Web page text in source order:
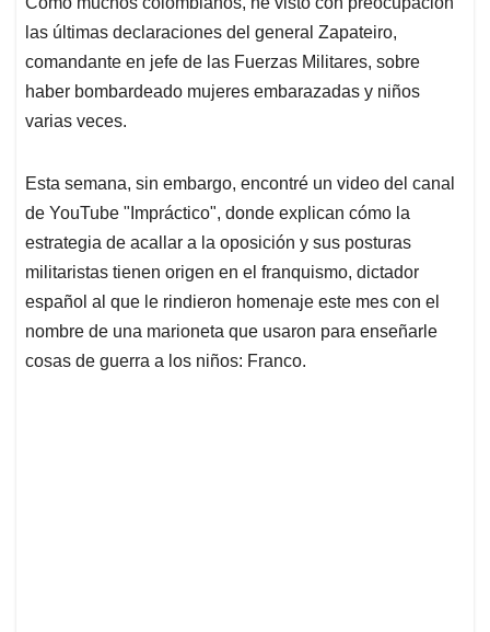
s
A
p
p
b
o
o
k
e
d
I
n
l
a
d
s
las últimas declaraciones del general Zapateiro,
comandante en jefe de las Fuerzas Militares, sobre
haber bombardeado mujeres embarazadas y niños
varias veces.
Esta semana, sin embargo, encontré un video del canal
de YouTube "Impráctico", donde explican cómo la
estrategia de acallar a la oposición y sus posturas
militaristas tienen origen en el franquismo, dictador
español al que le rindieron homenaje este mes con el
nombre de una marioneta que usaron para enseñarle
cosas de guerra a los niños: Franco.